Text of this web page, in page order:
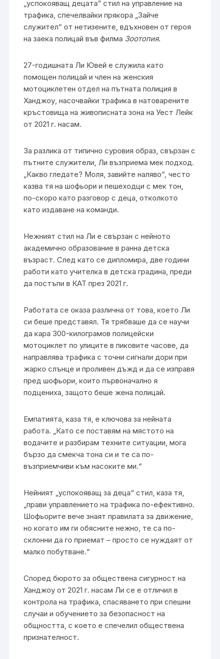
„успокояващ децата“ стил на управление на
трафика, спечелвайки прякора „Зайче
служител“ от нетизените, вдъхновен от героя
на заека полицай във филма Зоотопия.
27-годишната Ли Ювей е служила като
помощен полицай и член на женския
мотоциклетен отдел на пътната полиция в
Ханджоу, насочвайки трафика в натоварените
кръстовища на живописната зона на Уест Лейк
от 2021 г. насам.
За разлика от типично суровия образ, свързан с
пътните служители, Ли възприема мек подход.
„Какво гледате? Моля, завийте наляво“, често
казва тя на шофьори и пешеходци с мек тон,
по-скоро като разговор с деца, отколкото
като издаване на команди.
Нежният стил на Ли е свързан с нейното
академично образование в ранна детска
възраст. След като се дипломира, две години
работи като учителка в детска градина, преди
да постъпи в КАТ през 2021 г.
Работата се оказа различна от това, което Ли
си беше представял. Тя трябваше да се научи
да кара 300-килограмов полицейски
мотоциклет по улиците в пиковите часове, да
направлява трафика с точни сигнали дори при
жарко слънце и проливен дъжд и да се изправя
пред шофьори, които първоначално я
подцениха, защото беше жена полицай.
Емпатията, каза тя, е ключова за нейната
работа. „Като се поставям на мястото на
водачите и разбирам техните ситуации, мога
бързо да смекча тона си и те са по-
възприемчиви към насоките ми.“
Нейният „успокояващ за деца“ стил, каза тя,
„прави управлението на трафика по-ефективно.
Шофьорите вече знаят правилата за движение,
но когато им ги обясните нежно, те са по-
склонни да го приемат – просто се нуждаят от
малко побутване.“
Според бюрото за обществена сигурност на
Ханджоу от 2021 г. насам Ли се е отличил в
контрола на трафика, спасяването при спешни
случаи и обучението за безопасност на
общността, с което е спечелил обществена
признателност.